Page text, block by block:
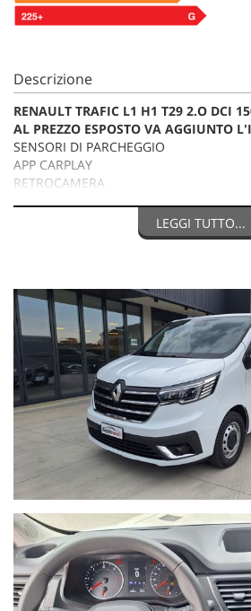
Descrizione
RENAULT TRAFIC L1 H1 T29 2.O DCI
AL PREZZO ESPOSTO VA AGGIUNTO
SENSORI DI PARCHEGGIO
APP CARPLAY
RETROCAMERA
KILOMETRI TAGLIANDATI E CERTIFICATI
PORTATA 1132 KG
MISURE DI CARICO:
LUNG 250CM
LARG 165CM
ALT. 140CM
La dotazione tecnica e gli optional
differire dall'effettivo equipaggiamento
Auto Srl declina ogni responsabilità
incongruenze, che non rappresentano
contrattuale.
POSSIBILITA' DI FINANZIAMENTI
PER INFORMAZIONI:
Devis Baggio
cell. 335/5452027
LEGGI TUTTO...